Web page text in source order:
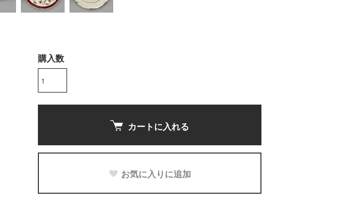
購入数
カートに入れる
お気に入りに追加